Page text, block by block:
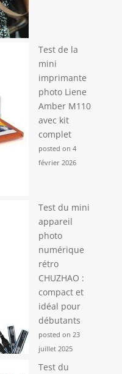
Test de la
mini
imprimante
photo Liene
Amber M110
avec kit
complet
posted on 4
février 2026
Test du mini
appareil
photo
numérique
rétro
CHUZHAO :
compact et
idéal pour
débutants
posted on 23
juillet 2025
Test du